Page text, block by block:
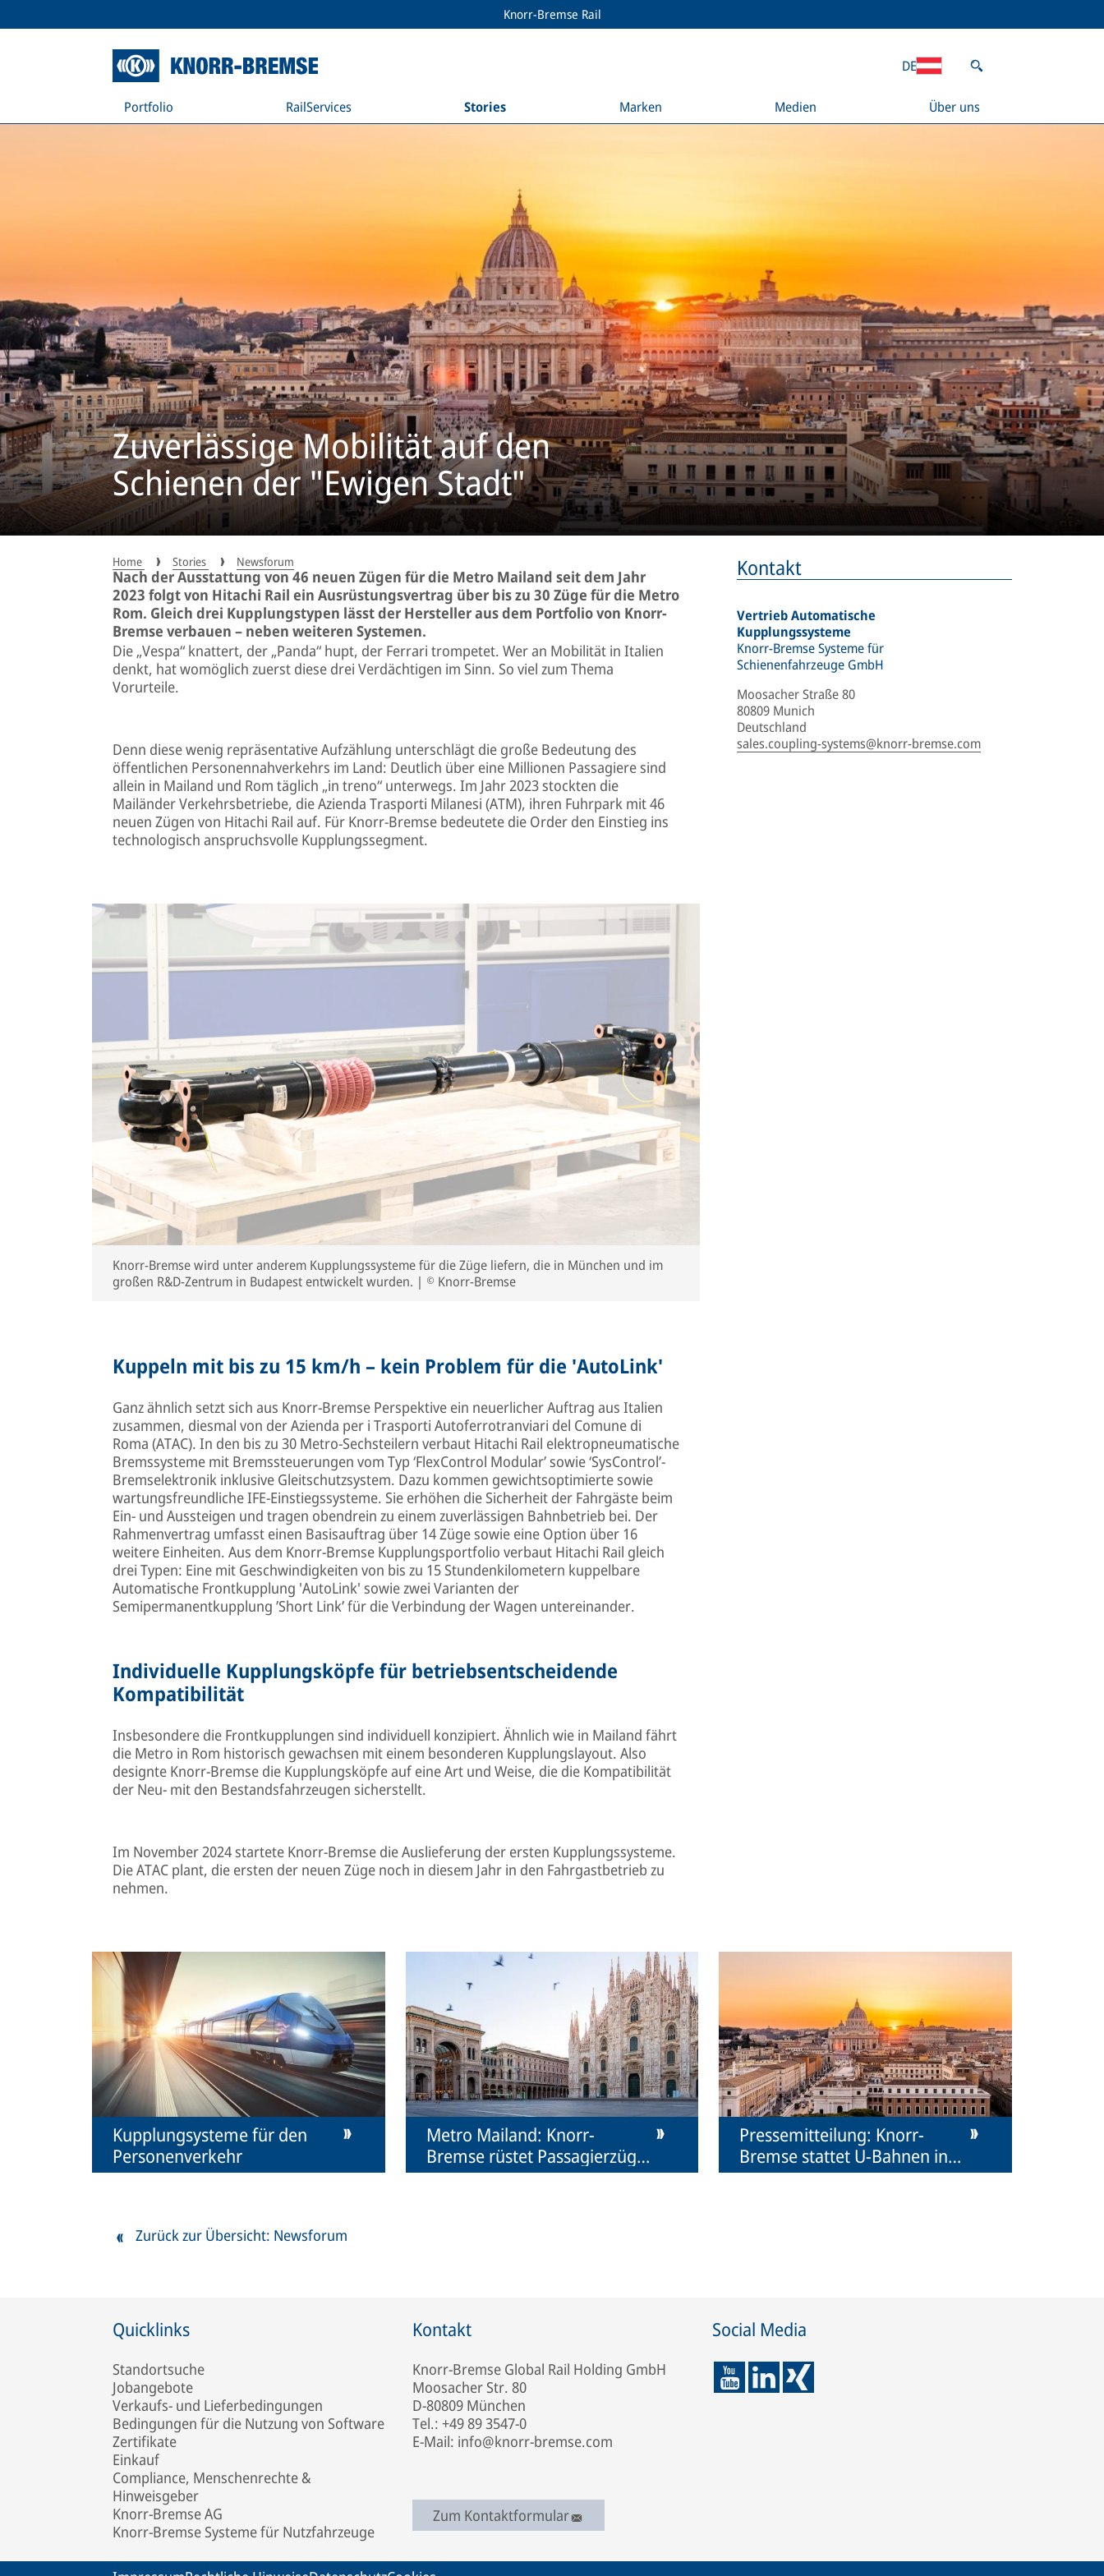
Knorr-Bremse Rail
Portfolio RailServices Stories Marken Medien Über uns
DE
Zuverlässige Mobilität auf den
Schienen der "Ewigen Stadt"
Home Stories Newsforum
Nach der Ausstattung von 46 neuen Zügen für die Metro Mailand seit dem Jahr
2023 folgt von Hitachi Rail ein Ausrüstungsvertrag über bis zu 30 Züge für die Metro
Rom. Gleich drei Kupplungstypen lässt der Hersteller aus dem Portfolio von Knorr-
Bremse verbauen – neben weiteren Systemen.
Die „Vespa“ knattert, der „Panda“ hupt, der Ferrari trompetet. Wer an Mobilität in Italien
denkt, hat womöglich zuerst diese drei Verdächtigen im Sinn. So viel zum Thema
Vorurteile.
Denn diese wenig repräsentative Aufzählung unterschlägt die große Bedeutung des
öffentlichen Personennahverkehrs im Land: Deutlich über eine Millionen Passagiere sind
allein in Mailand und Rom täglich „in treno“ unterwegs. Im Jahr 2023 stockten die
Mailänder Verkehrsbetriebe, die Azienda Trasporti Milanesi (ATM), ihren Fuhrpark mit 46
neuen Zügen von Hitachi Rail auf. Für Knorr-Bremse bedeutete die Order den Einstieg ins
technologisch anspruchsvolle Kupplungssegment.
Kontakt
Vertrieb Automatische
Kupplungssysteme
Knorr-Bremse Systeme für
Schienenfahrzeuge GmbH
Moosacher Straße 80
80809 Munich
Deutschland
sales.coupling-systems@knorr-bremse.com
Knorr-Bremse wird unter anderem Kupplungssysteme für die Züge liefern, die in München und im
großen R&D-Zentrum in Budapest entwickelt wurden. | © Knorr-Bremse
Kuppeln mit bis zu 15 km/h – kein Problem für die 'AutoLink'
Ganz ähnlich setzt sich aus Knorr-Bremse Perspektive ein neuerlicher Auftrag aus Italien
zusammen, diesmal von der Azienda per i Trasporti Autoferrotranviari del Comune di
Roma (ATAC). In den bis zu 30 Metro-Sechsteilern verbaut Hitachi Rail elektropneumatische
Bremssysteme mit Bremssteuerungen vom Typ ‘FlexControl Modular’ sowie ‘SysControl’-
Bremselektronik inklusive Gleitschutzsystem. Dazu kommen gewichtsoptimierte sowie
wartungsfreundliche IFE-Einstiegssysteme. Sie erhöhen die Sicherheit der Fahrgäste beim
Ein- und Aussteigen und tragen obendrein zu einem zuverlässigen Bahnbetrieb bei. Der
Rahmenvertrag umfasst einen Basisauftrag über 14 Züge sowie eine Option über 16
weitere Einheiten. Aus dem Knorr-Bremse Kupplungsportfolio verbaut Hitachi Rail gleich
drei Typen: Eine mit Geschwindigkeiten von bis zu 15 Stundenkilometern kuppelbare
Automatische Frontkupplung 'AutoLink' sowie zwei Varianten der
Semipermanentkupplung ’Short Link’ für die Verbindung der Wagen untereinander.
Individuelle Kupplungsköpfe für betriebsentscheidende
Kompatibilität
Insbesondere die Frontkupplungen sind individuell konzipiert. Ähnlich wie in Mailand fährt
die Metro in Rom historisch gewachsen mit einem besonderen Kupplungslayout. Also
designte Knorr-Bremse die Kupplungsköpfe auf eine Art und Weise, die die Kompatibilität
der Neu- mit den Bestandsfahrzeugen sicherstellt.
Im November 2024 startete Knorr-Bremse die Auslieferung der ersten Kupplungssysteme.
Die ATAC plant, die ersten der neuen Züge noch in diesem Jahr in den Fahrgastbetrieb zu
nehmen.
Kupplungsysteme für den
Personenverkehr
Metro Mailand: Knorr-
Bremse rüstet Passagierzüge
mit Kupplungen aus
Pressemitteilung: Knorr-
Bremse stattet U-Bahnen in
Rom aus
Zurück zur Übersicht: Newsforum
Quicklinks
Standortsuche
Jobangebote
Verkaufs- und Lieferbedingungen
Bedingungen für die Nutzung von Software
Zertifikate
Einkauf
Compliance, Menschenrechte &
Hinweisgeber
Knorr-Bremse AG
Knorr-Bremse Systeme für Nutzfahrzeuge
Kontakt
Knorr-Bremse Global Rail Holding GmbH
Moosacher Str. 80
D-80809 München
Tel.: +49 89 3547-0
E-Mail: info@knorr-bremse.com
Zum Kontaktformular
Social Media